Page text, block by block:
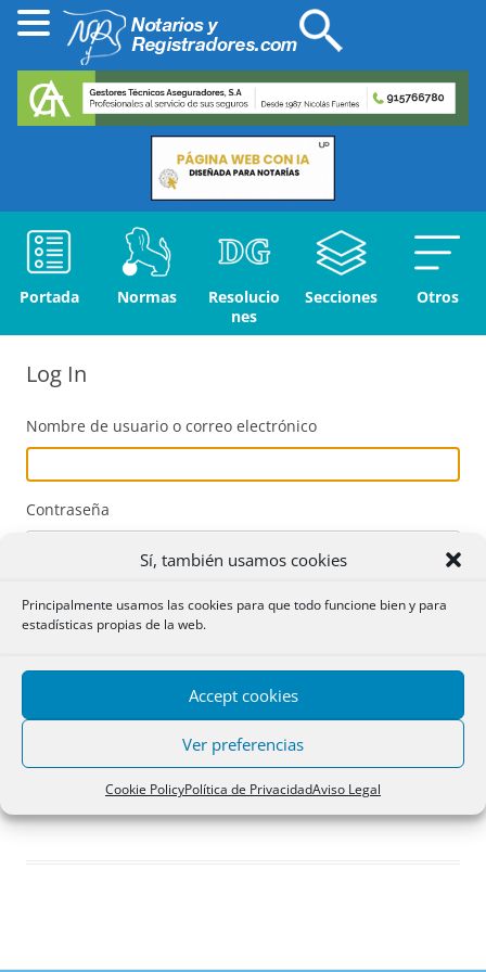
Sí, también usamos cookies
Principalmente usamos las cookies para que todo funcione bien y para
estadísticas propias de la web.
Accept cookies
Ver preferencias
Cookie PolicyPolítica de PrivacidadAviso Legal
Portada Normas
Resolucio
nes
Secciones Otros
Log In
Nombre de usuario o correo electrónico
Contraseña
Acceder
Registro
¿Has olvidado tu contraseña?